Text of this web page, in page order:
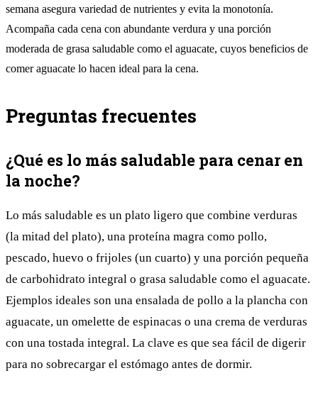
semana asegura variedad de nutrientes y evita la monotonía.
Acompaña cada cena con abundante verdura y una porción
moderada de grasa saludable como el aguacate, cuyos beneficios de
comer aguacate lo hacen ideal para la cena.
Preguntas frecuentes
¿Qué es lo más saludable para cenar en
la noche?
Lo más saludable es un plato ligero que combine verduras
(la mitad del plato), una proteína magra como pollo,
pescado, huevo o frijoles (un cuarto) y una porción pequeña
de carbohidrato integral o grasa saludable como el aguacate.
Ejemplos ideales son una ensalada de pollo a la plancha con
aguacate, un omelette de espinacas o una crema de verduras
con una tostada integral. La clave es que sea fácil de digerir
para no sobrecargar el estómago antes de dormir.